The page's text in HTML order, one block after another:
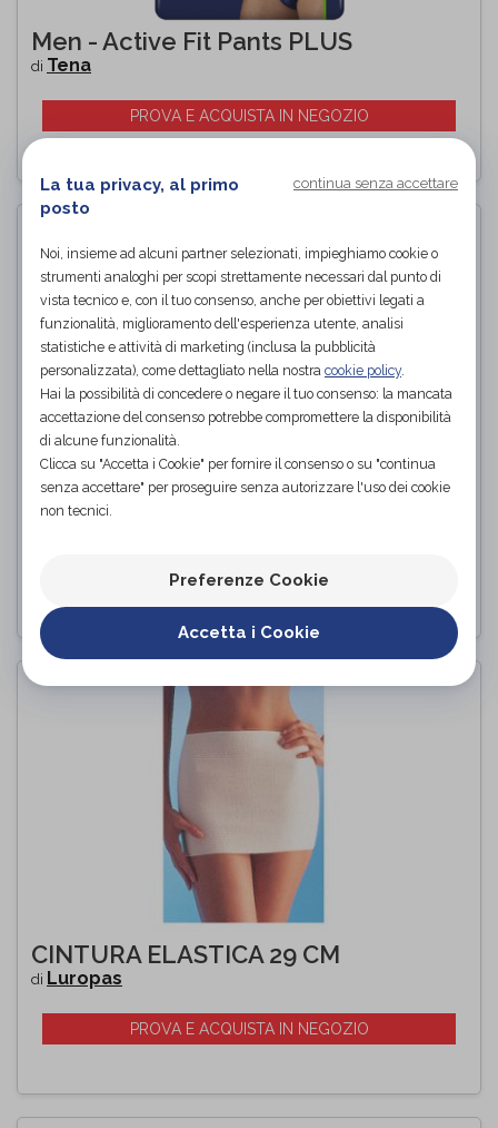
Men - Active Fit Pants PLUS
di Tena
PROVA E ACQUISTA IN NEGOZIO
ACTIVE leggings
Lipoelastic
PROVA E ACQUISTA IN NEGOZIO
CINTURA ELASTICA 29 CM
di Luropas
PROVA E ACQUISTA IN NEGOZIO
La tua privacy, al primo
posto
continua senza accettare
Noi, insieme ad alcuni partner selezionati, impieghiamo cookie o
strumenti analoghi per scopi strettamente necessari dal punto di
vista tecnico e, con il tuo consenso, anche per obiettivi legati a
funzionalità, miglioramento dell'esperienza utente, analisi
statistiche e attività di marketing (inclusa la pubblicità
personalizzata), come dettagliato nella nostra cookie policy.
Hai la possibilità di concedere o negare il tuo consenso: la mancata
accettazione del consenso potrebbe compromettere la disponibilità
di alcune funzionalità.
Clicca su "Accetta i Cookie" per fornire il consenso o su "continua
senza accettare" per proseguire senza autorizzare l'uso dei cookie
non tecnici.
Preferenze Cookie
Accetta i Cookie